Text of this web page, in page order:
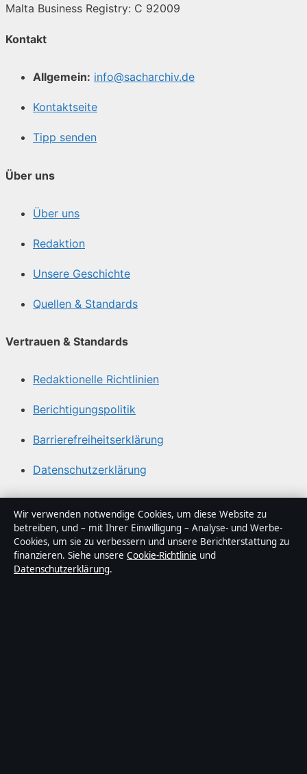
Malta Business Registry: C 92009
Kontakt
Allgemein: info@sacharchiv.de
Kontaktseite
Tipp senden
Über uns
Über uns
Redaktion
Unsere Geschichte
Quellen & Standards
Vertrauen & Standards
Redaktionelle Richtlinien
Berichtigungspolitik
Barrierefreiheitserklärung
Datenschutzerklärung
Über Sacharchiv in Kürze
Sacharchiv ist ein unabhängiger digitaler
Nachrichtenanbieter mit Fokus auf Politik, Wirtschaft,
Technik und Gesellschaft in Deutschland. Jeder Artikel
Wir verwenden notwendige Cookies, um diese Website zu
betreiben, und – mit Ihrer Einwilligung – Analyse- und Werbe-
Cookies, um sie zu verbessern und unsere Berichterstattung zu
finanzieren. Siehe unsere Cookie-Richtlinie und
Datenschutzerklärung.